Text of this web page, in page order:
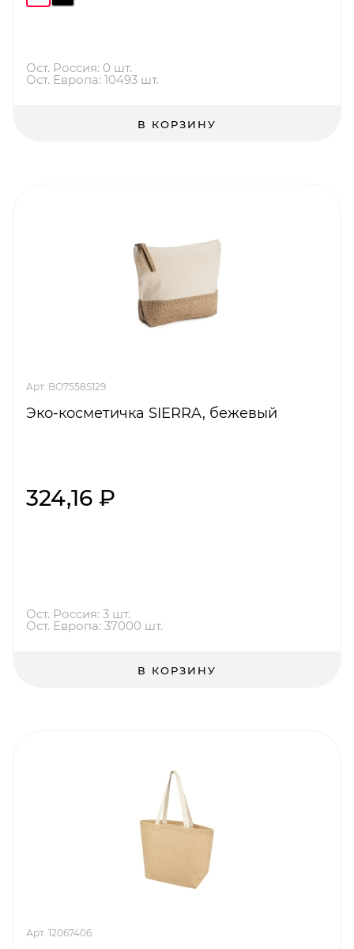
Ост. Россия: 0 шт.
Ост. Европа: 10493 шт.
В КОРЗИНУ
Арт. BO7558S129
Эко-косметичка SIERRA, бежевый
324,16 ₽
Ост. Россия: 3 шт.
Ост. Европа: 37000 шт.
В КОРЗИНУ
Арт. 12067406